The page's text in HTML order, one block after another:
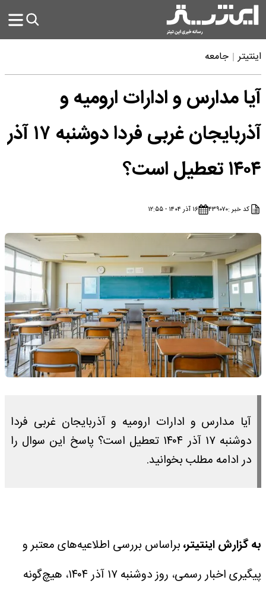
اینتیتر جامعه
آیا مدارس و ادارات ارومیه و
آذربایجان غربی فردا دوشنبه ۱۷ آذر
۱۴۰۴ تعطیل است؟
کد خبر :۴۳۹۰۷۰ ۱۶ آذر ۱۴۰۴ - ۱۲:۵۵
آیا مدارس و ادارات ارومیه و آذربایجان غربی فردا
دوشنبه ۱۷ آذر ۱۴۰۴ تعطیل است؟ پاسخ این سوال را
در ادامه مطلب بخوانید.
به گزارش اینتیتر،براساس بررسی اطلاعیه‌های معتبر و
پیگیری اخبار رسمی، روز دوشنبه ۱۷ آذر ۱۴۰۴، هیچ‌گونه